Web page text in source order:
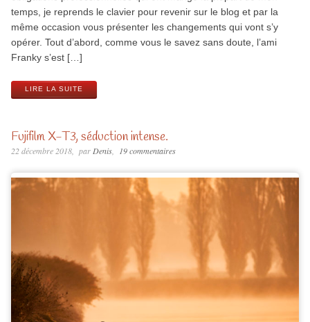
temps, je reprends le clavier pour revenir sur le blog et par la
même occasion vous présenter les changements qui vont s’y
opérer. Tout d’abord, comme vous le savez sans doute, l’ami
Franky s’est […]
LIRE LA SUITE
Fujifilm X-T3, séduction intense.
22 décembre 2018 parDenis 19 commentaires